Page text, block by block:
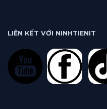
LIÊN KẾT VỚI NINHTIENIT